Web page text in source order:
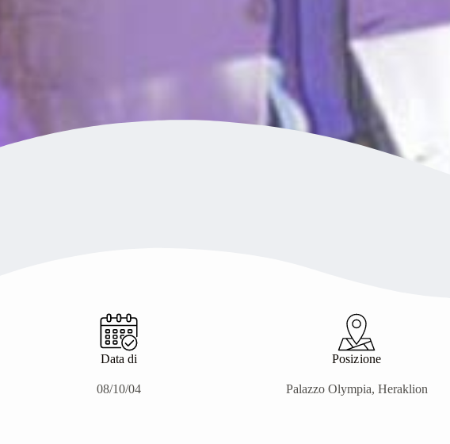
Data di
08/10/04
Posizione
Palazzo Olympia, Heraklion